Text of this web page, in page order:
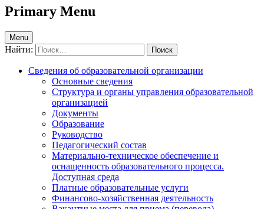
Primary Menu
Menu
Найти:
Сведения об образовательной организации
Основные сведения
Структура и органы управления образовательной
организацией
Документы
Образование
Руководство
Педагогический состав
Материально-техническое обеспечение и
оснащенность образовательного процесса.
Доступная среда
Платные образовательные услуги
Финансово-хозяйственная деятельность